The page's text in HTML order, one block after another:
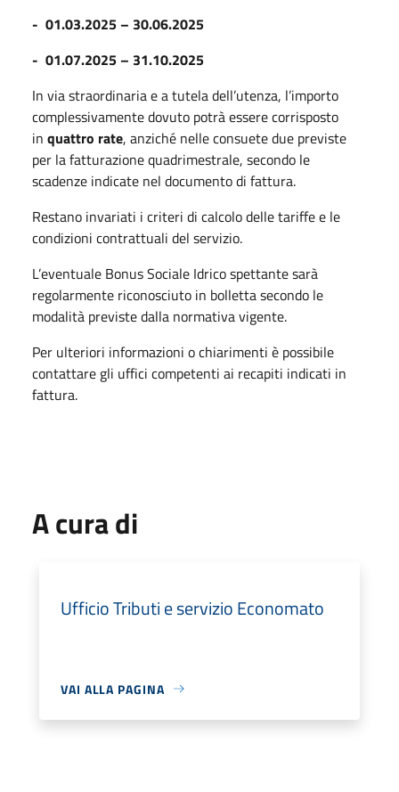
- 01.03.2025 – 30.06.2025
- 01.07.2025 – 31.10.2025
In via straordinaria e a tutela dell’utenza, l’importo
complessivamente dovuto potrà essere corrisposto
in quattro rate, anziché nelle consuete due previste
per la fatturazione quadrimestrale, secondo le
scadenze indicate nel documento di fattura.
Restano invariati i criteri di calcolo delle tariffe e le
condizioni contrattuali del servizio.
L’eventuale Bonus Sociale Idrico spettante sarà
regolarmente riconosciuto in bolletta secondo le
modalità previste dalla normativa vigente.
Per ulteriori informazioni o chiarimenti è possibile
contattare gli uffici competenti ai recapiti indicati in
fattura.
A cura di
Ufficio Tributi e servizio Economato
VAI ALLA PAGINA